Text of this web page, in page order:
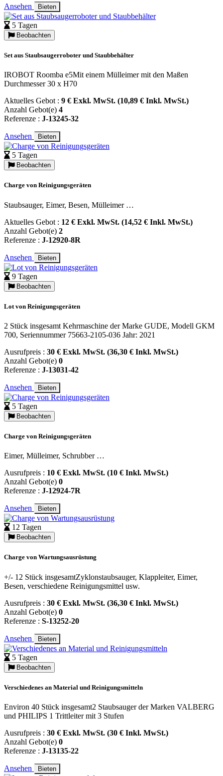
Ansehen Bieten
5 Tagen
Beobachten
Set aus Staubsaugerroboter und Staubbehälter
IROBOT Roomba e5Mit einem Mülleimer mit den Maßen
Durchmesser 30 x H70
Aktuelles Gebot : 9 € Exkl. MwSt. (10,89 € Inkl. MwSt.)
Anzahl Gebot(e) 4
Referenze : J-13245-32
Ansehen Bieten
5 Tagen
Beobachten
Charge von Reinigungsgeräten
Staubsauger, Eimer, Besen, Mülleimer …
Aktuelles Gebot : 12 € Exkl. MwSt. (14,52 € Inkl. MwSt.)
Anzahl Gebot(e) 2
Referenze : J-12920-8R
Ansehen Bieten
9 Tagen
Beobachten
Lot von Reinigungsgeräten
2 Stück insgesamt Kehrmaschine der Marke GUDE, Modell GKM
700, Seriennummer 75663-2105-036 Jahr: 2021
Ausrufpreis : 30 € Exkl. MwSt. (36,30 € Inkl. MwSt.)
Anzahl Gebot(e) 0
Referenze : J-13031-42
Ansehen Bieten
5 Tagen
Beobachten
Charge von Reinigungsgeräten
Eimer, Mülleimer, Schrubber …
Ausrufpreis : 10 € Exkl. MwSt. (10 € Inkl. MwSt.)
Anzahl Gebot(e) 0
Referenze : J-12924-7R
Ansehen Bieten
12 Tagen
Beobachten
Charge von Wartungsausrüstung
+/- 12 Stück insgesamtZyklonstaubsauger, Klappleiter, Eimer,
Besen, verschiedene Reinigungsmittel usw.
Ausrufpreis : 30 € Exkl. MwSt. (36,30 € Inkl. MwSt.)
Anzahl Gebot(e) 0
Referenze : S-13252-20
Ansehen Bieten
5 Tagen
Beobachten
Verschiedenes an Material und Reinigungsmitteln
Environ 40 Stück insgesamt2 Staubsauger der Marken VALBERG
und PHILIPS 1 Trittleiter mit 3 Stufen
Ausrufpreis : 30 € Exkl. MwSt. (30 € Inkl. MwSt.)
Anzahl Gebot(e) 0
Referenze : J-13135-22
Ansehen Bieten